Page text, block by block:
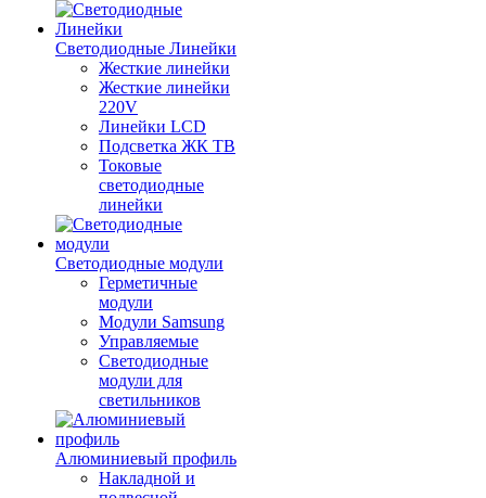
Светодиодные Линейки
Жесткие линейки
Жесткие линейки
220V
Линейки LCD
Подсветка ЖК ТВ
Токовые
светодиодные
линейки
Светодиодные модули
Герметичные
модули
Модули Samsung
Управляемые
Светодиодные
модули для
светильников
Алюминиевый профиль
Накладной и